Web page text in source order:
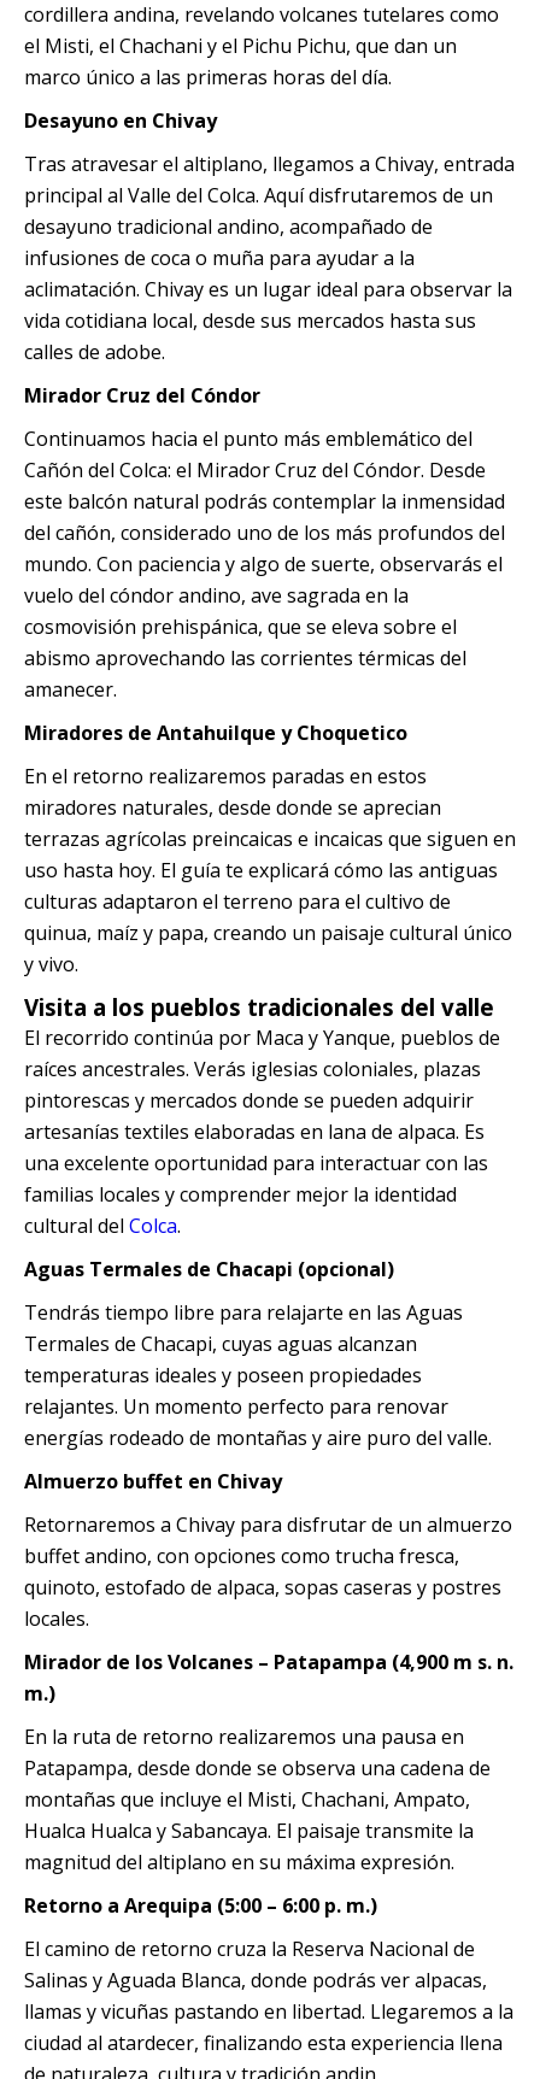
cordillera andina, revelando volcanes tutelares como
el Misti, el Chachani y el Pichu Pichu, que dan un
marco único a las primeras horas del día.
Desayuno en Chivay
Tras atravesar el altiplano, llegamos a Chivay, entrada
principal al Valle del Colca. Aquí disfrutaremos de un
desayuno tradicional andino, acompañado de
infusiones de coca o muña para ayudar a la
aclimatación. Chivay es un lugar ideal para observar la
vida cotidiana local, desde sus mercados hasta sus
calles de adobe.
Mirador Cruz del Cóndor
Continuamos hacia el punto más emblemático del
Cañón del Colca: el Mirador Cruz del Cóndor. Desde
este balcón natural podrás contemplar la inmensidad
del cañón, considerado uno de los más profundos del
mundo. Con paciencia y algo de suerte, observarás el
vuelo del cóndor andino, ave sagrada en la
cosmovisión prehispánica, que se eleva sobre el
abismo aprovechando las corrientes térmicas del
amanecer.
Miradores de Antahuilque y Choquetico
En el retorno realizaremos paradas en estos
miradores naturales, desde donde se aprecian
terrazas agrícolas preincaicas e incaicas que siguen en
uso hasta hoy. El guía te explicará cómo las antiguas
culturas adaptaron el terreno para el cultivo de
quinua, maíz y papa, creando un paisaje cultural único
y vivo.
Visita a los pueblos tradicionales del valle
El recorrido continúa por Maca y Yanque, pueblos de
raíces ancestrales. Verás iglesias coloniales, plazas
pintorescas y mercados donde se pueden adquirir
artesanías textiles elaboradas en lana de alpaca. Es
una excelente oportunidad para interactuar con las
familias locales y comprender mejor la identidad
cultural del Colca.
Aguas Termales de Chacapi (opcional)
Tendrás tiempo libre para relajarte en las Aguas
Termales de Chacapi, cuyas aguas alcanzan
temperaturas ideales y poseen propiedades
relajantes. Un momento perfecto para renovar
energías rodeado de montañas y aire puro del valle.
Almuerzo buffet en Chivay
Retornaremos a Chivay para disfrutar de un almuerzo
buffet andino, con opciones como trucha fresca,
quinoto, estofado de alpaca, sopas caseras y postres
locales.
Mirador de los Volcanes – Patapampa (4,900 m s. n.
m.)
En la ruta de retorno realizaremos una pausa en
Patapampa, desde donde se observa una cadena de
montañas que incluye el Misti, Chachani, Ampato,
Hualca Hualca y Sabancaya. El paisaje transmite la
magnitud del altiplano en su máxima expresión.
Retorno a Arequipa (5:00 – 6:00 p. m.)
El camino de retorno cruza la Reserva Nacional de
Salinas y Aguada Blanca, donde podrás ver alpacas,
llamas y vicuñas pastando en libertad. Llegaremos a la
ciudad al atardecer, finalizando esta experiencia llena